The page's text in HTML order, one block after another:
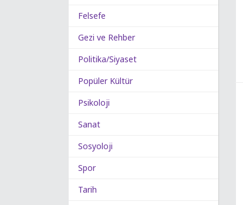
Felsefe
Gezi ve Rehber
Politika/Siyaset
Popüler Kültür
Psikoloji
Sanat
Sosyoloji
Spor
Tarih